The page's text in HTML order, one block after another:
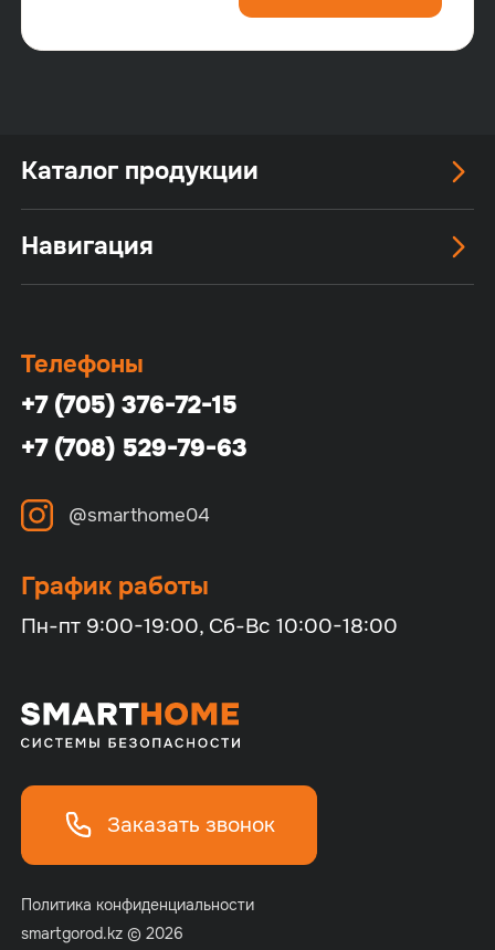
Заказать звонок
Политика конфиденциальности
smartgorod.kz © 2026
Каталог продукции
Навигация
Телефоны
+7 (705) 376-72-15
+7 (708) 529-79-63
@smarthome04
График работы
Пн-пт 9:00-19:00, Сб-Вс 10:00-18:00